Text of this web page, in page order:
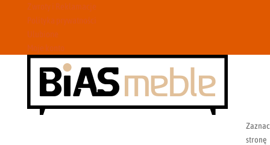
Zwroty i Reklamacje
Polityka prywatności
Ulubione
Moje konto
stronę